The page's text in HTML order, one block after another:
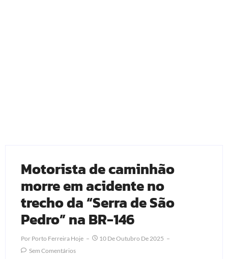
Motorista de caminhão
morre em acidente no
trecho da “Serra de São
Pedro” na BR-146
Por Porto Ferreira Hoje
10 De Outubro De 2025
Sem Comentários